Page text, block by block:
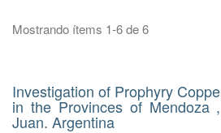
Mostrando ítems 1-6 de 6
Investigation of Prophyry
in the Provinces of Mendoza
Juan. Argentina